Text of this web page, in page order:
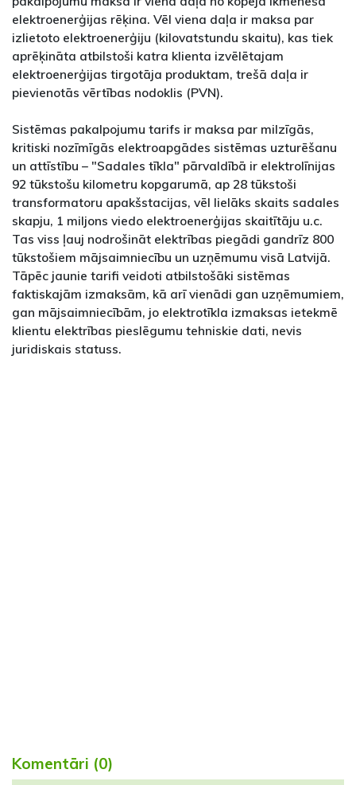
elektroenerģijas rēķina. Vēl viena daļa ir maksa par
izlietoto elektroenerģiju (kilovatstundu skaitu), kas tiek
aprēķināta atbilstoši katra klienta izvēlētajam
elektroenerģijas tirgotāja produktam, trešā daļa ir
pievienotās vērtības nodoklis (PVN).
Sistēmas pakalpojumu tarifs ir maksa par milzīgās,
kritiski nozīmīgās elektroapgādes sistēmas uzturēšanu
un attīstību – "Sadales tīkla" pārvaldībā ir elektrolīnijas
92 tūkstošu kilometru kopgarumā, ap 28 tūkstoši
transformatoru apakšstacijas, vēl lielāks skaits sadales
skapju, 1 miljons viedo elektroenerģijas skaitītāju u.c.
Tas viss ļauj nodrošināt elektrības piegādi gandrīz 800
tūkstošiem mājsaimniecību un uzņēmumu visā Latvijā.
Tāpēc jaunie tarifi veidoti atbilstošāki sistēmas
faktiskajām izmaksām, kā arī vienādi gan uzņēmumiem,
gan mājsaimniecībām, jo elektrotīkla izmaksas ietekmē
klientu elektrības pieslēgumu tehniskie dati, nevis
juridiskais statuss.
Komentāri (0)